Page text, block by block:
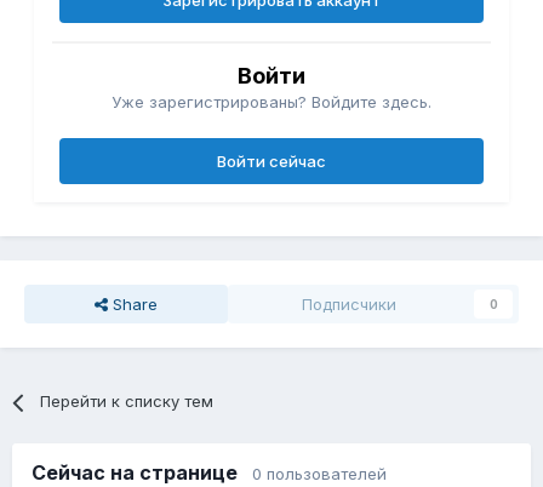
Войти
Уже зарегистрированы? Войдите здесь.
Войти сейчас
Share Подписчики 0
Перейти к списку тем
Сейчас на странице 0 пользователей